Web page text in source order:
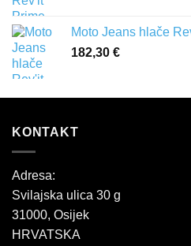
Moto Jeans hlače
182,30 €
KONTAKT
Adresa:
Svilajska ulica 30 g
31000, Osijek
HRVATSKA